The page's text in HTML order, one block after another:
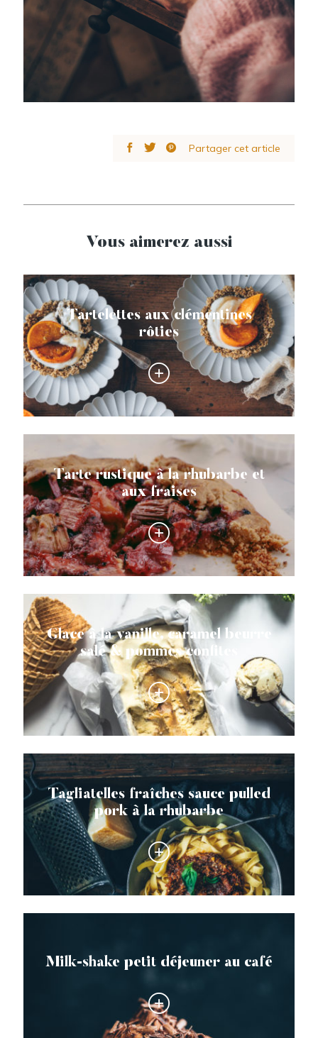
Partager cet article
Vous aimerez aussi
Tartelettes aux clémentines
rôties
Tarte rustique à la rhubarbe et
aux fraises
Glace à la vanille, caramel beurre
salé & pommes confites
Tagliatelles fraîches sauce pulled
pork à la rhubarbe
Milk-shake petit déjeuner au café